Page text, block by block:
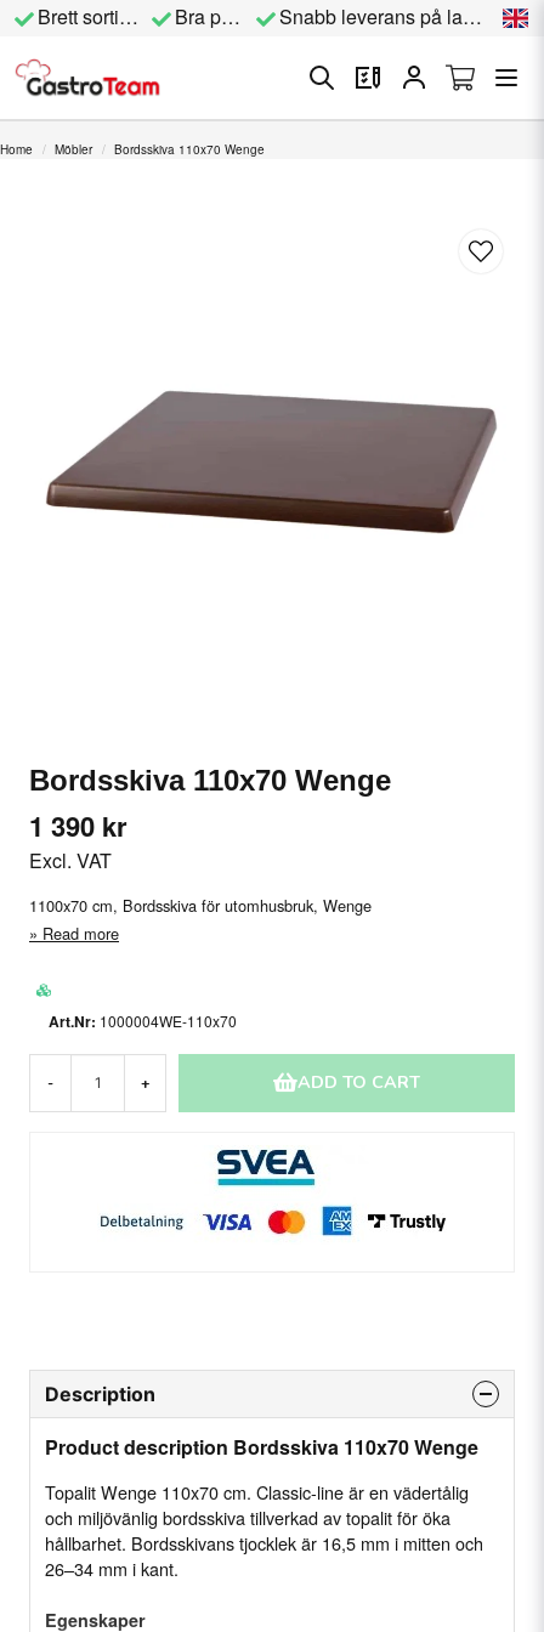
Brett sortiment Bra priser Snabb leverans på lagervara
Home Möbler Bordsskiva 110x70 Wenge
Bordsskiva 110x70 Wenge
1 390 kr
Excl. VAT
1100x70 cm, Bordsskiva för utomhusbruk, Wenge
Read more
1000004WE-110x70
- + ADD TO CART
Description
Product description Bordsskiva 110x70 Wenge
Topalit Wenge 110x70 cm. Classic-line är en vädertålig
och miljövänlig bordsskiva tillverkad av topalit för öka
hållbarhet. Bordsskivans tjocklek är 16,5 mm i mitten och
26–34 mm i kant.
Egenskaper